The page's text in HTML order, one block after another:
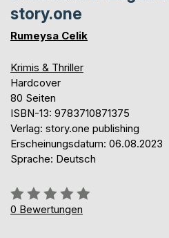
story.one
Rumeysa Celik
Krimis & Thriller
Hardcover
80 Seiten
ISBN-13: 9783710871375
Verlag: story.one publishing
Erscheinungsdatum: 06.08.2023
Sprache: Deutsch
Bewertung::
0%
0 Bewertungen